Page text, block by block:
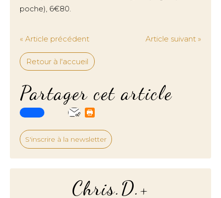
poche), 6€80.
« Article précédent Article suivant »
Retour à l'accueil
Partager cet article
S'inscrire à la newsletter
Chris.D.+